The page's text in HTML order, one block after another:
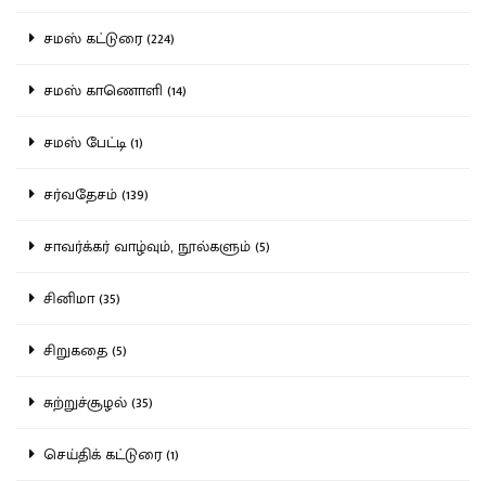
சமஸ் கட்டுரை (224)
சமஸ் காணொளி (14)
சமஸ் பேட்டி (1)
சர்வதேசம் (139)
சாவர்க்கர் வாழ்வும், நூல்களும் (5)
சினிமா (35)
சிறுகதை (5)
சுற்றுச்சூழல் (35)
செய்திக் கட்டுரை (1)